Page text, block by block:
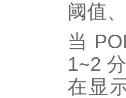
阈值
当
1~2
在显